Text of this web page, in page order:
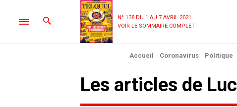
N° 138 DU 1 AU 7 AVRIL 2021
VOIR LE SOMMAIRE COMPLET
Accueil Coronavirus Politique
Les articles de